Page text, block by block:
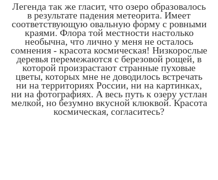
Легенда так же гласит, что озеро образовалось
в результате падения метеорита. Имеет
соответствующую овальную форму с ровными
краями. Флора той местности настолько
необычна, что лично у меня не осталось
сомнения - красота космическая! Низкорослые
деревья перемежаются с березовой рощей, в
которой произрастают странные пуховые
цветы, которых мне не доводилось встречать
ни на территориях России, ни на картинках,
ни на фотографиях. А весь путь к озеру устлан
мелкой, но безумно вкусной клюквой. Красота
космическая, согласитесь?